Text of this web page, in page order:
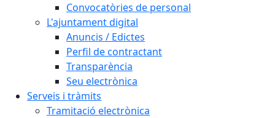
Convocatòries de personal
L'ajuntament digital
Anuncis / Edictes
Perfil de contractant
Transparència
Seu electrònica
Serveis i tràmits
Tramitació electrònica